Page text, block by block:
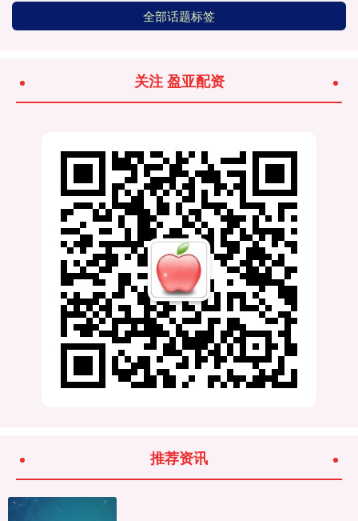
全部话题标签
关注 盈亚配资
推荐资讯